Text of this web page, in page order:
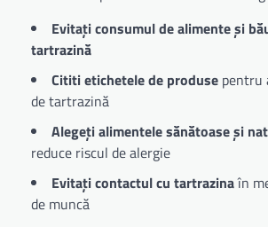
Evitați consumul de alimente și
tartrazină
Cititi etichetele de produse pentru
de tartrazină
Alegeți alimentele sănătoase și
reduce riscul de alergie
Evitați contactul cu tartrazinaîn
de muncă